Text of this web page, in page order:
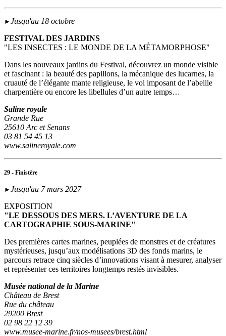
► Jusqu'au 18 octobre
FESTIVAL DES JARDINS
"LES INSECTES : LE MONDE DE LA MÉTAMORPHOSE"
Dans les nouveaux jardins du Festival, découvrez un monde visible
et fascinant : la beauté des papillons, la mécanique des lucarnes, la
cruauté de l’élégante mante religieuse, le vol imposant de l’abeille
charpentière ou encore les libellules d’un autre temps…
Saline royale
Grande Rue
25610 Arc et Senans
03 81 54 45 13
www.salineroyale.com
29 - Finistère
► Jusqu'au 7 mars 2027
EXPOSITION
"LE DESSOUS DES MERS. L’AVENTURE DE LA
CARTOGRAPHIE SOUS-MARINE"
Des premières cartes marines, peuplées de monstres et de créatures
mystérieuses, jusqu’aux modélisations 3D des fonds marins, le
parcours retrace cinq siècles d’innovations visant à mesurer, analyser
et représenter ces territoires longtemps restés invisibles.
Musée national de la Marine
Château de Brest
Rue du château
29200 Brest
02 98 22 12 39
www.musee-marine.fr/nos-musees/brest.html